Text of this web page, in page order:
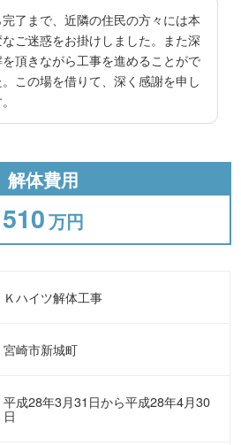
了まで、近隣の住民の方々には本
ご迷惑をお掛けしました。また深
頂きながら工事を進めることがで
この場を借りて、深く感謝を申し
解体費用
510万円
Ｋハイツ解体工事
宮崎市新城町
平成28年3月31日から平成28年4月30
日